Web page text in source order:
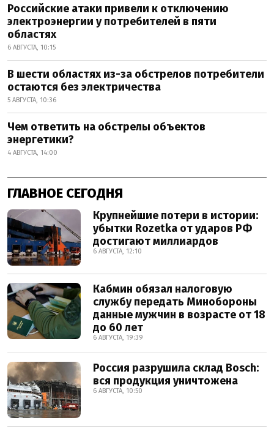
Российские атаки привели к отключению
электроэнергии у потребителей в пяти
областях
6 АВГУСТА, 10:15
В шести областях из-за обстрелов потребители
остаются без электричества
5 АВГУСТА, 10:36
Чем ответить на обстрелы объектов
энергетики?
4 АВГУСТА, 14:00
ГЛАВНОЕ СЕГОДНЯ
Крупнейшие потери в истории:
убытки Rozetka от ударов РФ
достигают миллиардов
6 АВГУСТА, 12:10
Кабмин обязал налоговую
службу передать Минобороны
данные мужчин в возрасте от 18
до 60 лет
6 АВГУСТА, 19:39
Россия разрушила склад Bosch:
вся продукция уничтожена
6 АВГУСТА, 10:50